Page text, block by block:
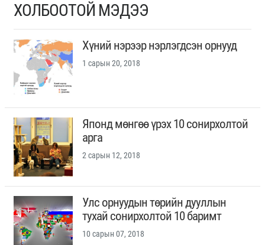
ХОЛБООТОЙ МЭДЭЭ
Хүний нэрээр нэрлэгдсэн орнууд
1 сарын 20, 2018
Японд мөнгөө үрэх 10 сонирхолтой
арга
2 сарын 12, 2018
Улс орнуудын төрийн дууллын
тухай сонирхолтой 10 баримт
10 сарын 07, 2018